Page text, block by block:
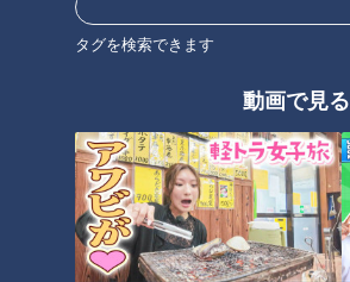
タグを検索できます
動画で見る